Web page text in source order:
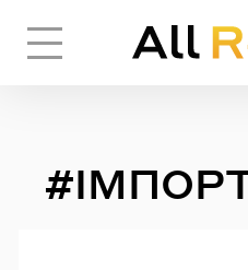
ЧЕРЕЗ